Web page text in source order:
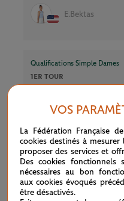
E.Bektas
Qualifications Simple Dames
1ER TOUR
E.Arango
Qualifications Simple Dames
1ER TOUR
VOS
La Fédération Française
cookies destinés à
proposer des services et
Des cookies fonctionnels
nécessaires au bon
aux cookies évoqués
être désactivés.